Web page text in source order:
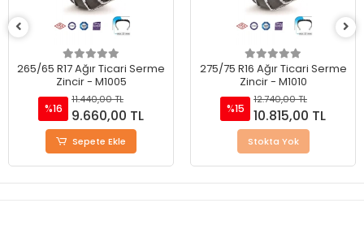
265/65 R17 Ağır Ticari Serme
Zincir - M1005
%16
11.440,00 TL
9.660,00 TL
Sepete Ekle
275/75 R16 Ağır Ticari Serme
Zincir - M1010
%15
12.740,00 TL
10.815,00 TL
Stokta Yok